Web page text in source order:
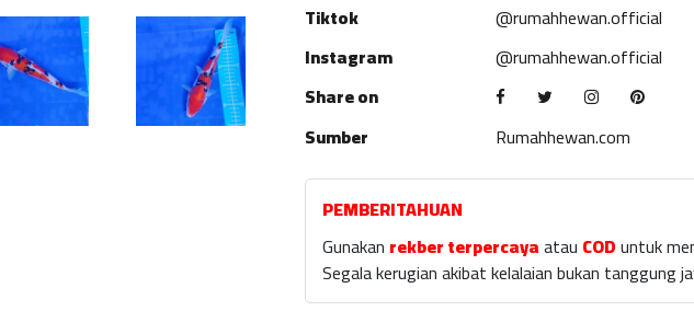
Tiktok
@rumahhewan.official
Instagram
@rumahhewan.official
Share on
Sumber
Rumahhewan.com
PEMBERITAHUAN
Gunakan rekber terpercayaatau CODuntuk
Segala kerugian akibat kelalaian bukan tanggung